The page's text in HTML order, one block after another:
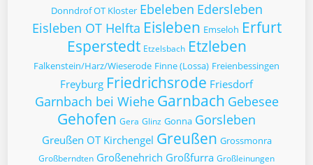
Donndrof OT Kloster Ebeleben Edersleben
Eisleben OT Helfta Eisleben Emseloh Erfurt
Esperstedt Etzelsbach Etzleben
Falkenstein/Harz/Wieserode Finne (Lossa) Freienbessingen
Freyburg Friedrichsrode Friesdorf
Garnbach bei Wiehe Garnbach Gebesee
Gehofen Gera Glinz Gonna Gorsleben
Greußen OT Kirchengel Greußen Grossmonra
Großberndten Großenehrich Großfurra Großleinungen